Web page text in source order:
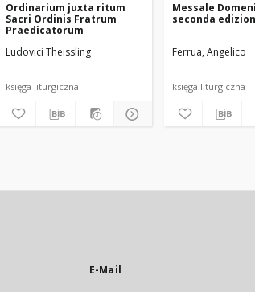
Ordo Fratrum Praedicatorum
Ordinarium juxta ritum
Sacri Ordinis Fratrum
Praedicatorum
Ludovici Theissling
księga liturgiczna
Messale
seconda
Ferrua, Angelico
księga liturgiczna
E-Mail